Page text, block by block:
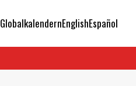
GlobalkalendernEnglishEspañol